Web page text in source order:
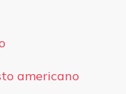
americano